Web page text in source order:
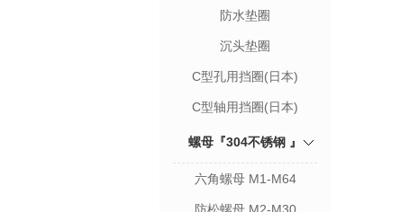
防水垫圈
沉头垫圈
C型孔用挡圈(日本)
C型轴用挡圈(日本)
螺母『304不锈钢 』
六角螺母 M1-M64